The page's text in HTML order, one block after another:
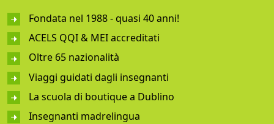
Fondata nel 1988 - quasi 40 anni!
ACELS QQI & MEI accreditati
Oltre 65 nazionalità
Viaggi guidati dagli insegnanti
La scuola di boutique a Dublino
Insegnanti madrelingua